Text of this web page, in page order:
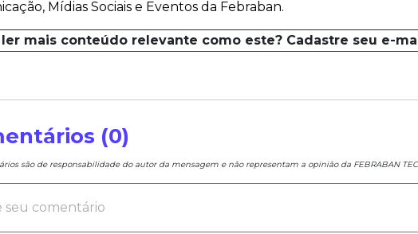
Mídias Sociais e Eventos da Febraban.
mais conteúdo relevante como este? Cadastre seu e-
(0)
são de responsabilidade do autor da mensagem e não representam a opinião da FEBRABAN